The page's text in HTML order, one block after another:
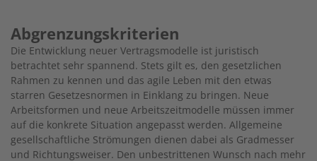
Abgrenzungskriterien
Die Entwicklung neuer Vertragsmodelle ist juris­tisch
betrachtet sehr spannend. Stets gilt es, den gesetzlichen
Rahmen zu kennen und das agile Leben mit den etwas
starren Gesetzesnormen in Einklang zu bringen. Neue
Arbeitsformen und neue Arbeitszeitmodelle müssen immer
auf die konkrete Situation angepasst werden. Allgemeine
gesellschaftliche Strömungen dienen dabei als Gradmesser
und Richtungsweiser. Den unbestrittenen Wunsch nach mehr